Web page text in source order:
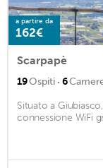
a partire da
162€
Scarpapè
19Ospiti · 6
Situato a
connessione WiFi